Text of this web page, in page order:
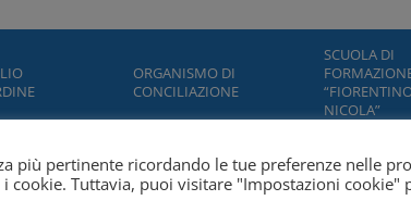
ORGANISMO DI
CONCILIAZIONE
SCUOLA DI
NICOLA”
più pertinente ricordando le tue preferenze nelle
cookie. Tuttavia, puoi visitare "Impostazioni cookie"